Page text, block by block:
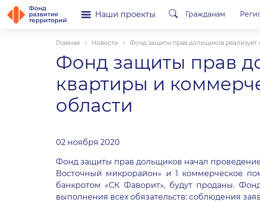
Наши проекты Гражданам
Главная Новости Фонд защиты прав дольщиков реализует
Фонд защиты прав
квартиры и
области
02 ноября 2020
Фонд защиты прав дольщиков начал
Восточный микрорайон» и 1 коммерческое
банкротом «СК Фаворит», будут проданы.
выполнения всех обязательств: соблюдения